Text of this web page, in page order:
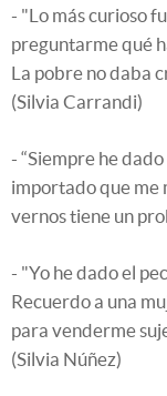
- "Lo más curioso
preguntarme qué
La pobre no daba
(Silvia Carrandi)
- “Siempre he
importado que me
vernos tiene un
- "Yo he dado el
Recuerdo a una
para venderme
(Silvia Núñez)